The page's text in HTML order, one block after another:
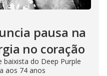
pausa na
no coração
baixista do Deep Purple
aos 74 anos